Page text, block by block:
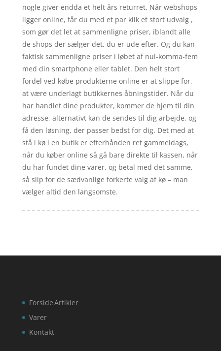
nogle giver endda et helt års returret. Når webshops
ligger online, får du med et par klik et stort udvalg ,
som gør det let at sammenligne priser, iblandt alle
de shops der sælger det, du er ude efter. Og du kan
faktisk sammenligne priser i løbet af nul-komma-fem
med din smartphone eller tablet. Den helt stort
fordel ved købe produkterne online er at slippe for,
at være underlagt butikkernes åbningstider. Når du
har handlet dine produkter, kommer de hjem til din
adresse, alternativt kan de sendes til dig arbejde, og
få den løsning, der passer bedst for dig. Det med at
stå i kø i en butik er efterhånden ret gammeldags,
når du køber online så gå bare direkte til kassen, når
du har fundet dine varer, og betal med det samme,
så slip for de sædvanlige forkerte valg af kø – man
vælger altid den langsomste.
Forside
Varer
Kontakt
Artikler